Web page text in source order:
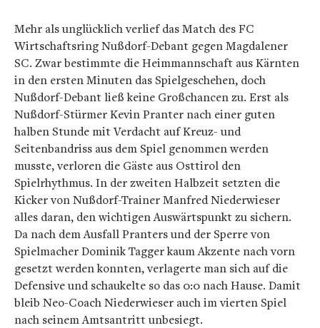
Mehr als unglücklich verlief das Match des FC
Wirtschaftsring Nußdorf-Debant gegen Magdalener
SC. Zwar bestimmte die Heimmannschaft aus Kärnten
in den ersten Minuten das Spielgeschehen, doch
Nußdorf-Debant ließ keine Großchancen zu. Erst als
Nußdorf-Stürmer Kevin Pranter nach einer guten
halben Stunde mit Verdacht auf Kreuz- und
Seitenbandriss aus dem Spiel genommen werden
musste, verloren die Gäste aus Osttirol den
Spielrhythmus. In der zweiten Halbzeit setzten die
Kicker von Nußdorf-Trainer Manfred Niederwieser
alles daran, den wichtigen Auswärtspunkt zu sichern.
Da nach dem Ausfall Pranters und der Sperre von
Spielmacher Dominik Tagger kaum Akzente nach vorn
gesetzt werden konnten, verlagerte man sich auf die
Defensive und schaukelte so das 0:0 nach Hause. Damit
bleib Neo-Coach Niederwieser auch im vierten Spiel
nach seinem Amtsantritt unbesiegt.